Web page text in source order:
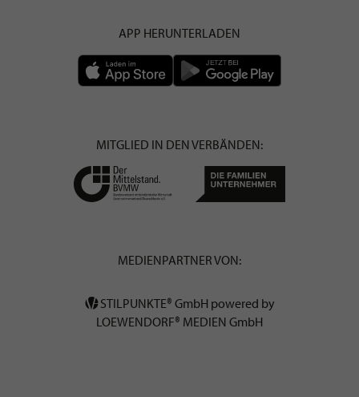
APP HERUNTERLADEN
MITGLIED IN DEN VERBÄNDEN:
MEDIENPARTNER VON:
STILPUNKTE® GmbH powered by
LOEWENDORF® MEDIEN GmbH